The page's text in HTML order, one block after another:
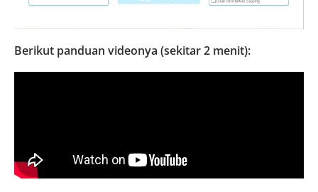
Berikut panduan videonya (sekitar 2 menit):